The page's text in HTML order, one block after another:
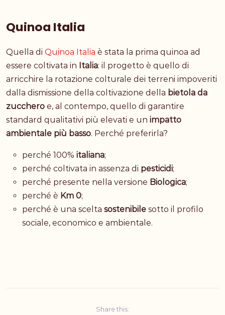
Quinoa Italia
Quella di Quinoa Italia è stata la prima quinoa ad
essere coltivata in Italia: il progetto è quello di
arricchire la rotazione colturale dei terreni impoveriti
dalla dismissione della coltivazione della bietola da
zucchero e, al contempo, quello di garantire
standard qualitativi più elevati e un impatto
ambientale più basso. Perché preferirla?
perché 100% italiana;
perché coltivata in assenza di pesticidi;
perché presente nella versione Biologica;
perché è Km 0;
perché è una scelta sostenibile sotto il profilo
sociale, economico e ambientale.
Share this: